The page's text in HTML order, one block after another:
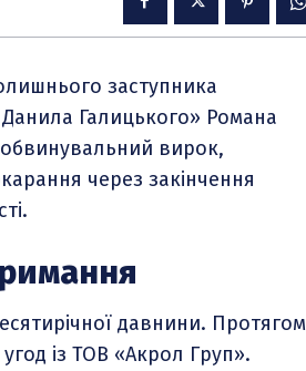
заступника
Галицького» Романа
вирок,
через закінчення
давнини. Протягом
із ТОВ «Акрол Груп».